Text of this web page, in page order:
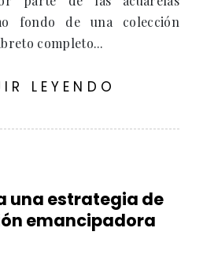
fondo de una colección
completo...
LEYENDO
una estrategia de
emancipadora